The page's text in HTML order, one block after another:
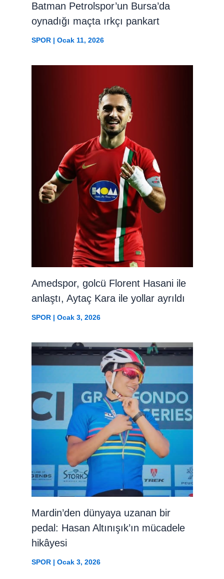
Batman Petrolspor’un Bursa’da
oynadığı maçta ırkçı pankart
SPOR| Ocak 11, 2026
Amedspor, golcü Florent Hasani ile
anlaştı, Aytaç Kara ile yollar ayrıldı
SPOR| Ocak 3, 2026
Mardin’den dünyaya uzanan bir
pedal: Hasan Altınışık’ın mücadele
hikâyesi
SPOR| Ocak 3, 2026